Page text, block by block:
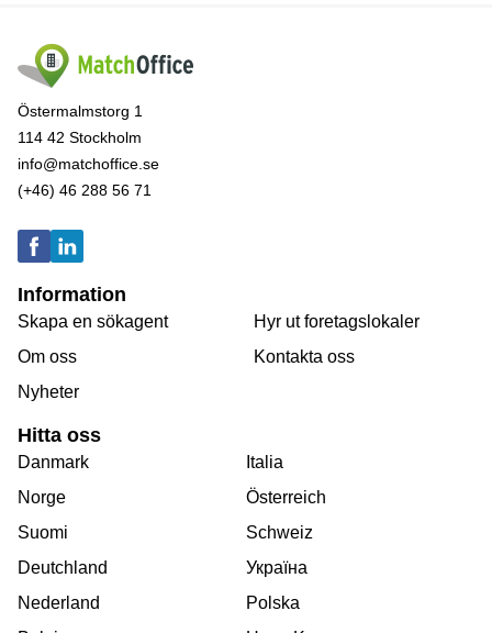
Östermalmstorg 1
114 42 Stockholm
info@matchoffice.se
(+46) 46 288 56 71
Information
Skapa en sökagent
Om oss
Nyheter
Hyr ut foretagslokaler
Kontakta oss
Hitta oss
Danmark
Norge
Suomi
Deutchland
Nederland
Italia
Österreich
Schweiz
Україна
Polska